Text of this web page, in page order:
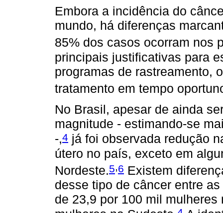
Embora a incidência do
mundo, há diferenças
85% dos casos ocorram nos
principais justificativas para
programas de rastreamento,
tratamento em tempo
No Brasil, apesar de ainda
magnitude - estimando-se
-,4 já foi observada redução
útero no país, exceto em
Nordeste.5 6 Existem
desse tipo de câncer entre
de 23,9 por 100 mil